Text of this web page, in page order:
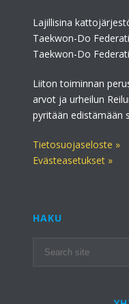
Lajillisina
Taekwon-Do
Taekwon-Do
Liiton toiminnan
arvot ja urheilun
pyritään edistämään
Tietosuojaseloste »
Evästeasetukset »
HAKU